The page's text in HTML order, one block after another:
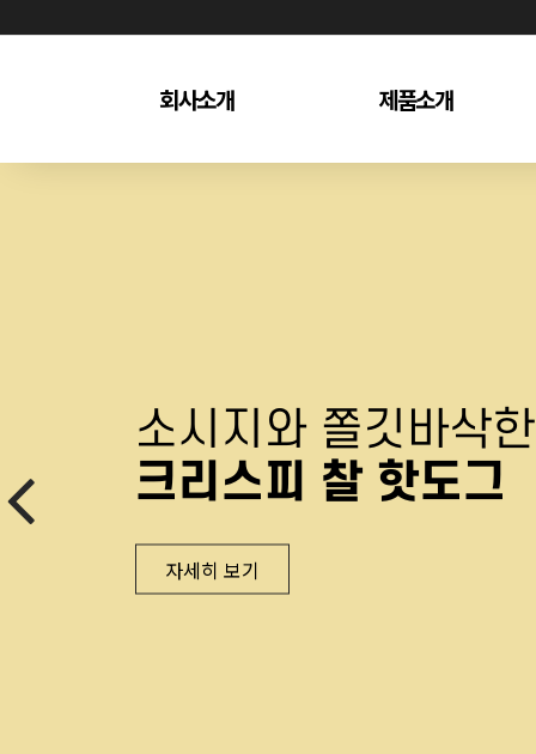
회사소개 제품소개
소시지와 쫄깃바삭
크리스피 찰 핫도그
자세히 보기